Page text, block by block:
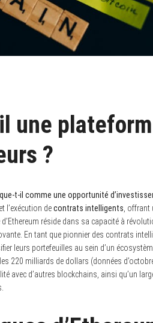
une
?
t-il comme une opportunité
l’exécution decontrats intelligents ,
réside dans sa capacité à
En tant que pionnier des contrats
leurs portefeuilles au sein d’un
220 milliards de dollars (données
avec d’autres blockchains, ainsi qu’un